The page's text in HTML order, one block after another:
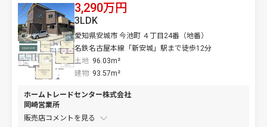
3,290万円
愛知県安城市 今池町 ４丁目24番（地番）
名鉄名古屋本線「新安城」駅まで徒歩12分
土地 96.03m²
3LDK
建物 93.57m²
ホームトレードセンター株式会社
岡崎営業所
販売店コメントを